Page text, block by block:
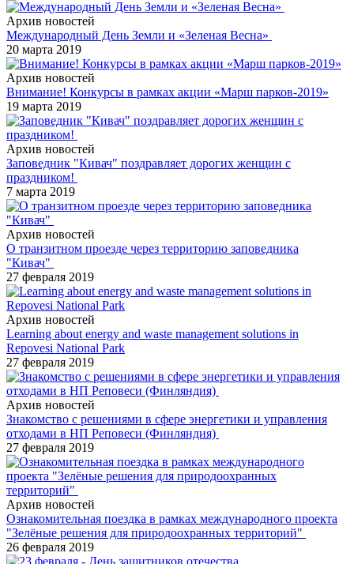
Архив новостей
Международный День Земли и «Зеленая Весна»
20 марта 2019
Архив новостей
Внимание! Конкурсы в рамках акции «Марш парков-2019»
19 марта 2019
Архив новостей
Заповедник "Кивач" поздравляет дорогих женщин с
праздником!
7 марта 2019
Архив новостей
О транзитном проезде через территорию заповедника
"Кивач"
27 февраля 2019
Архив новостей
Learning about energy and waste management solutions in
Repovesi National Park
27 февраля 2019
Архив новостей
Знакомство с решениями в сфере энергетики и управления
отходами в НП Реповеси (Финляндия)
27 февраля 2019
Архив новостей
Ознакомительная поездка в рамках международного проекта
"Зелёные решения для природоохранных территорий"
26 февраля 2019